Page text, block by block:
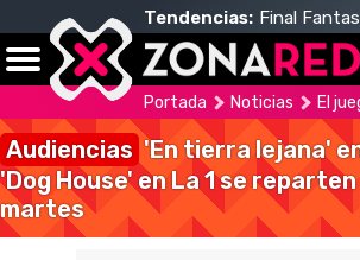
Tendencias: Final
Portada Noticias El
Audiencias 'En tierra lejana'
'Dog House' en La 1 se
martes